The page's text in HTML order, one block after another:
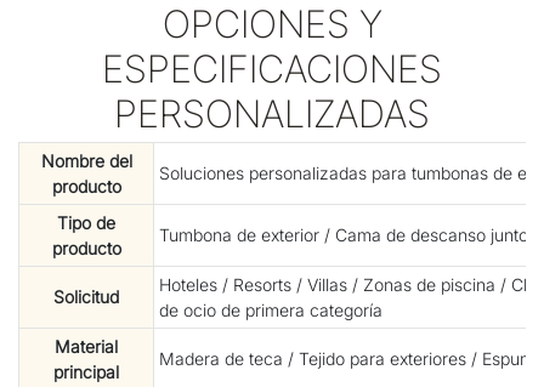
OPCIONES Y
ESPECIFICACIONES
PERSONALIZADAS
Nombre del
producto
Soluciones personalizadas para tumbonas de
Tipo de
producto
Tumbona de exterior / Cama de descanso junto
Solicitud
Hoteles / Resorts / Villas / Zonas de piscina /
de ocio de primera categoría
Material
principal
Madera de teca / Tejido para exteriores /